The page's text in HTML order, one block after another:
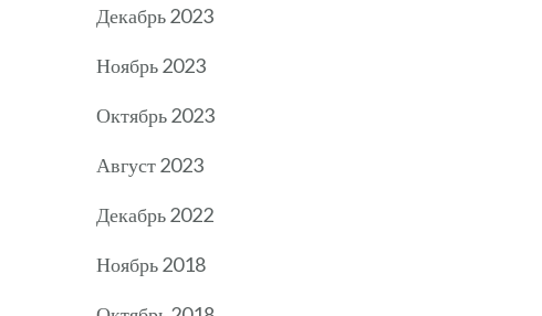
Декабрь 2023
Ноябрь 2023
Октябрь 2023
Август 2023
Декабрь 2022
Ноябрь 2018